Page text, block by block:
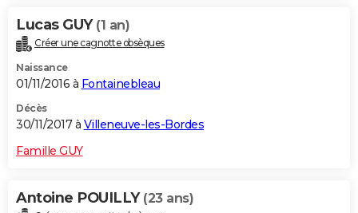
Lucas GUY (1 an)
Créer une cagnotte obsèques
Naissance
01/11/2016 à Fontainebleau
Décès
30/11/2017 à Villeneuve-les-Bordes
Famille GUY
Antoine POUILLY (23 ans)